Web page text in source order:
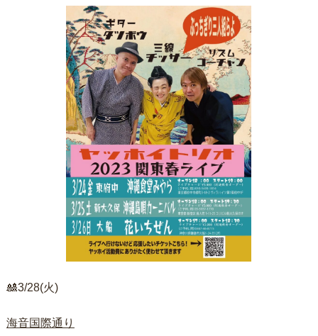
🎎3/28(火)
海音国際通り